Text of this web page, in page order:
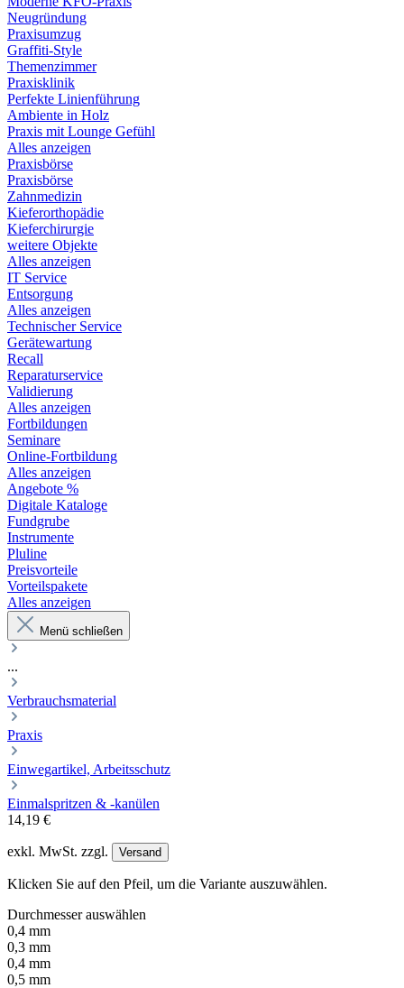
Neugründung
Praxisumzug
Graffiti-Style
Themenzimmer
Praxisklinik
Perfekte Linienführung
Ambiente in Holz
Praxis mit Lounge Gefühl
Alles anzeigen
Praxisbörse
Praxisbörse
Zahnmedizin
Kieferorthopädie
Kieferchirurgie
weitere Objekte
Alles anzeigen
IT Service
Entsorgung
Alles anzeigen
Technischer Service
Gerätewartung
Recall
Reparaturservice
Validierung
Alles anzeigen
Fortbildungen
Seminare
Online-Fortbildung
Alles anzeigen
Angebote %
Digitale Kataloge
Fundgrube
Instrumente
Pluline
Preisvorteile
Vorteilspakete
Alles anzeigen
Menü schließen
...
Verbrauchsmaterial
Praxis
Einwegartikel, Arbeitsschutz
Einmalspritzen & -kanülen
14,19 €
exkl. MwSt. zzgl. Versand
Klicken Sie auf den Pfeil, um die Variante auszuwählen.
Durchmesserauswählen
0,4 mm
0,3 mm
0,4 mm
0,5 mm